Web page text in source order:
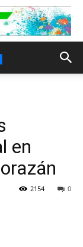
en
0
2154